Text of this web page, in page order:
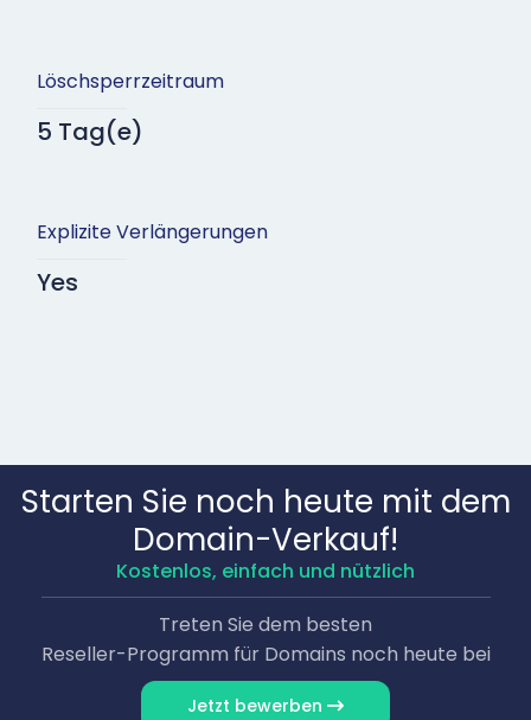
Löschsperrzeitraum
5 Tag(e)
Explizite Verlängerungen
Yes
Starten Sie noch heute mit dem
Domain-Verkauf!
Kostenlos, einfach und nützlich
Treten Sie dem besten
Reseller-Programm für Domains noch heute bei
Jetzt bewerben